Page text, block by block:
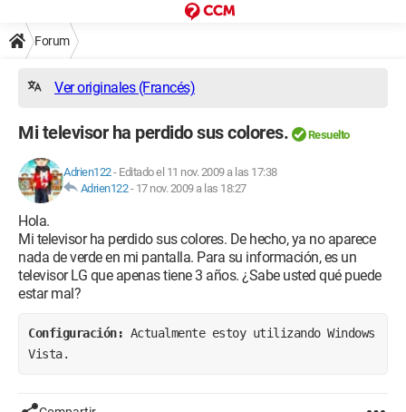
Forum
Ver originales (Francés)
Mi televisor ha perdido sus colores. Resuelto
Adrien122- Editado el 11 nov. 2009 a las 17:38
Adrien122- 17 nov. 2009 a las 18:27
Hola.
Mi televisor ha perdido sus colores. De hecho, ya no aparece
nada de verde en mi pantalla. Para su información, es un
televisor LG que apenas tiene 3 años. ¿Sabe usted qué puede
estar mal?
Configuración: Actualmente estoy utilizando Windows
Vista.